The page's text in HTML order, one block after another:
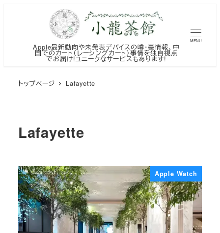
Apple最新動向や未発表デバイスの噂・裏情報、中
国でのカート（レーシングカート）事情を独自視点
でお届け!ユニークなサービスもあります!
MENU
トップページ Lafayette
Lafayette
Apple Watch